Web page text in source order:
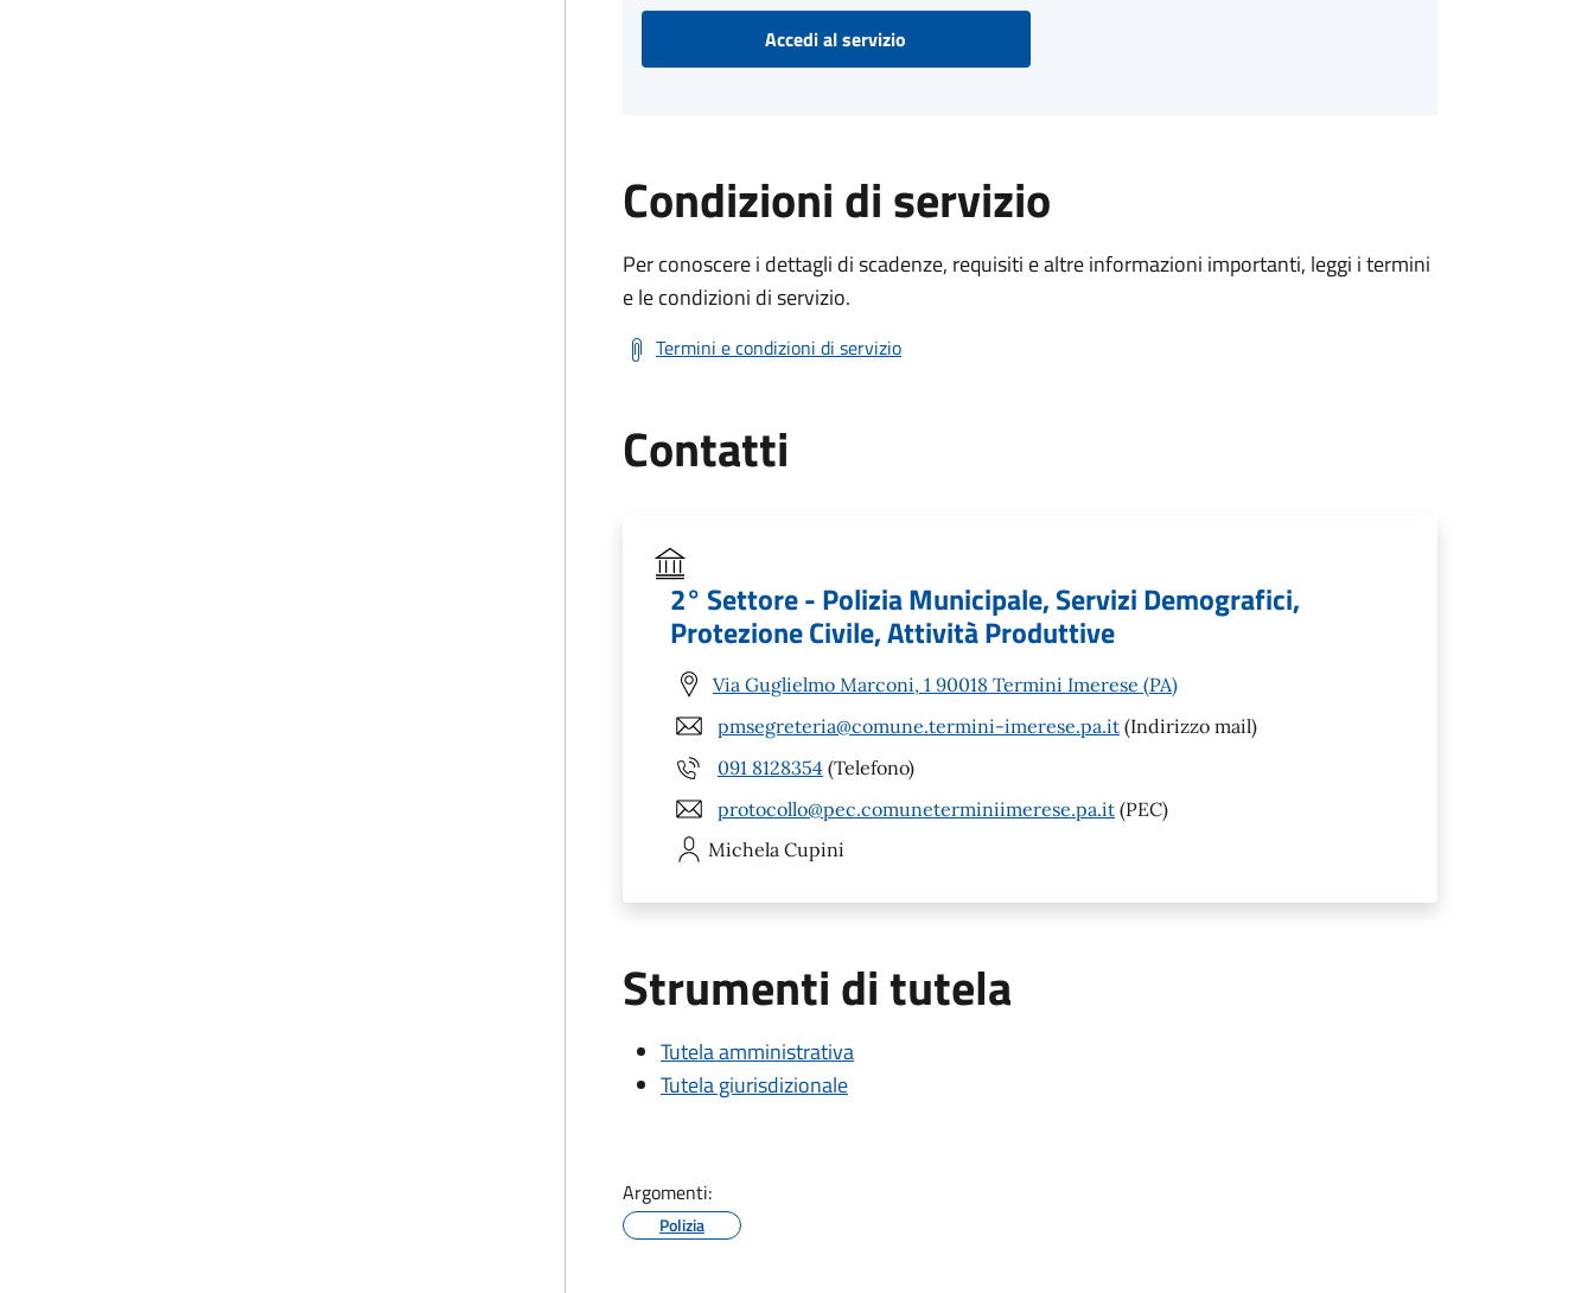
Accedi al servizio
Condizioni di servizio
Per conoscere i dettagli di scadenze, requisiti e altre informazioni importanti, leggi i termini
e le condizioni di servizio.
Termini e condizioni di servizio
Contatti
2° Settore - Polizia Municipale, Servizi Demografici,
Protezione Civile, Attività Produttive
Via Guglielmo Marconi, 1 90018 Termini Imerese (PA)
pmsegreteria@comune.termini-imerese.pa.it (Indirizzo mail)
091 8128354 (Telefono)
protocollo@pec.comuneterminiimerese.pa.it (PEC)
Michela Cupini
Strumenti di tutela
Tutela amministrativa
Tutela giurisdizionale
Argomenti:
Polizia